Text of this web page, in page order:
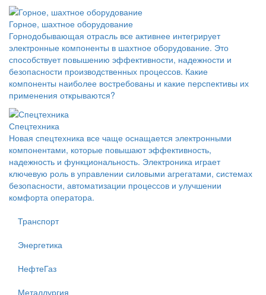
Горное, шахтное оборудование
Горнодобывающая отрасль все активнее интегрирует
электронные компоненты в шахтное оборудование. Это
способствует повышению эффективности, надежности и
безопасности производственных процессов. Какие
компоненты наиболее востребованы и какие перспективы их
применения открываются?
Спецтехника
Новая спецтехника все чаще оснащается электронными
компонентами, которые повышают эффективность,
надежность и функциональность. Электроника играет
ключевую роль в управлении силовыми агрегатами, системах
безопасности, автоматизации процессов и улучшении
комфорта оператора.
Транспорт
Энергетика
НефтеГаз
Металлургия